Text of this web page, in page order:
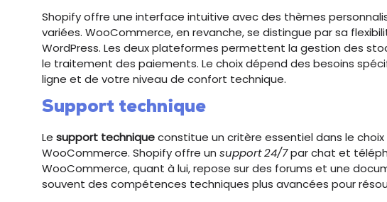
Shopify offre une interface intuitive avec des thèmes
variées. WooCommerce, en revanche, se distingue par sa
WordPress. Les deux plateformes permettent la gestion des
le traitement des paiements. Le choix dépend des besoins
ligne et de votre niveau de confort technique.
Support technique
Lesupport techniqueconstitue un critère essentiel dans le
WooCommerce. Shopify offre unsupport 24/7par chat et
WooCommerce, quant à lui, repose sur des forums et une
souvent des compétences techniques plus avancées pour